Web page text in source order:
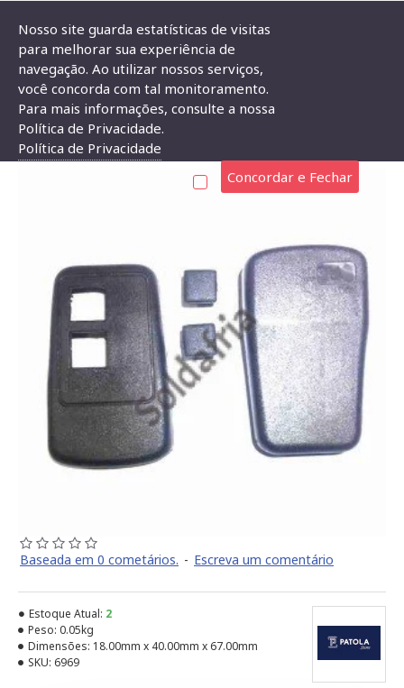
Caixa Patola CR-098 18x40x67mm
CAIXA PATOLA CR-098 18X40X67MM
Baseada em 0 cometários. - Escreva um comentário
Estoque Atual: 2
Peso: 0.05kg
Dimensões: 18.00mm x 40.00mm x 67.00mm
SKU: 6969
Nosso site guarda estatísticas de visitas
para melhorar sua experiência de
navegação. Ao utilizar nossos serviços,
você concorda com tal monitoramento.
Para mais informações, consulte a nossa
Política de Privacidade.
Política de Privacidade
Concordar e Fechar